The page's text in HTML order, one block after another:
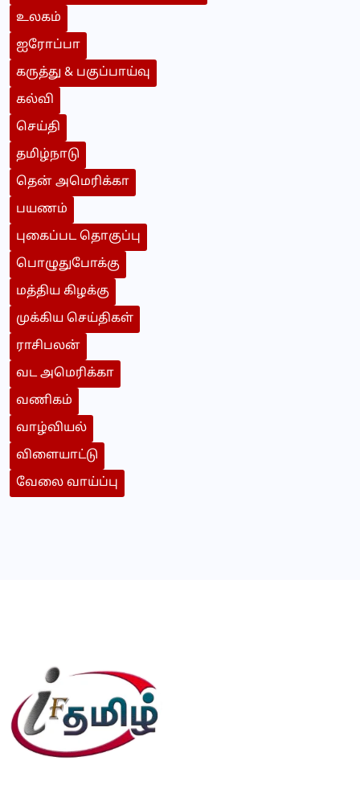
உலகம்
ஐரோப்பா
கருத்து & பகுப்பாய்வு
கல்வி
செய்தி
தமிழ்நாடு
தென் அமெரிக்கா
பயணம்
புகைப்பட தொகுப்பு
பொழுதுபோக்கு
மத்திய கிழக்கு
முக்கிய செய்திகள்
ராசிபலன்
வட அமெரிக்கா
வணிகம்
வாழ்வியல்
விளையாட்டு
வேலை வாய்ப்பு